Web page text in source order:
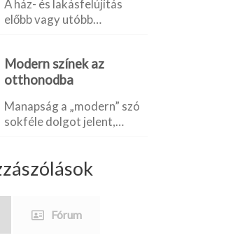
A ház- és lakásfelújítás
előbb vagy utóbb…
Modern színek az
otthonodba
Manapság a „modern” szó
sokféle dolgot jelent,…
Fórum